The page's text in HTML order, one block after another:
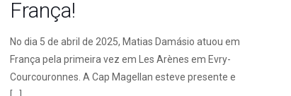
França!
No dia 5 de abril de 2025, Matias Damásio atuou em
França pela primeira vez em Les Arènes em Evry-
Courcouronnes. A Cap Magellan esteve presente e